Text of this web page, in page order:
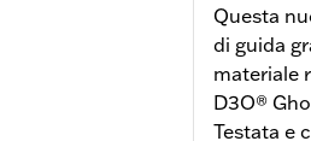
Questa
di guida
materiale
D3O®
Testata e